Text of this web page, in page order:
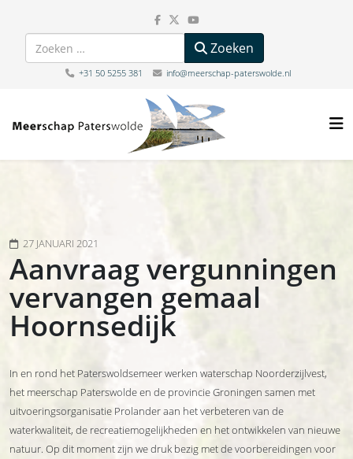
Zoeken Zoeken
+31 50 5255 381 info@meerschap-paterswolde.nl
27 JANUARI 2021
Aanvraag vergunningen
vervangen gemaal
Hoornsedijk
In en rond het Paterswoldsemeer werken waterschap Noorderzijlvest,
het meerschap Paterswolde en de provincie Groningen samen met
uitvoeringsorganisatie Prolander aan het verbeteren van de
waterkwaliteit, de recreatiemogelijkheden en het ontwikkelen van nieuwe
natuur. Op dit moment zijn we druk bezig met de voorbereidingen voor